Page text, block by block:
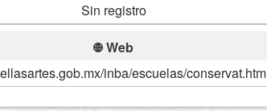
Sin registro
Web
inba/escuelas/conservat.htm